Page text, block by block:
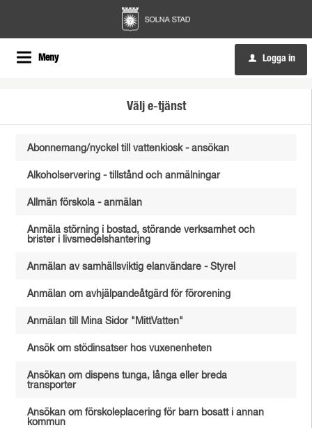
Meny u Logga in
Välj e-tjänst
Abonnemang/nyckel till vattenkiosk - ansökan
Alkoholservering - tillstånd och anmälningar
Allmän förskola - anmälan
Anmäla störning i bostad, störande verksamhet och
brister i livsmedelshantering
Anmälan av samhällsviktig elanvändare - Styrel
Anmälan om avhjälpandeåtgärd för förorening
Anmälan till Mina Sidor "MittVatten"
Ansök om stödinsatser hos vuxenenheten
Ansökan om dispens tunga, långa eller breda
transporter
Ansökan om förskoleplacering för barn bosatt i annan
kommun